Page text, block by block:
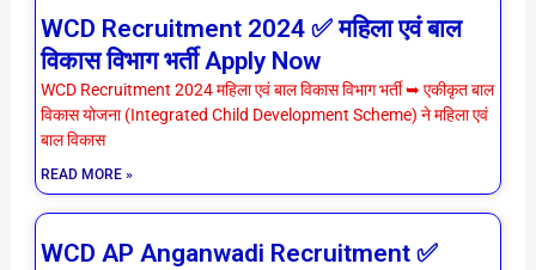
WCD Recruitment 2024 ✅ महिला एवं बाल
विकास विभाग भर्ती Apply Now
WCD Recruitment 2024 महिला एवं बाल विकास विभाग भर्ती ➥ एकीकृत बाल
विकास योजना (Integrated Child Development Scheme) ने महिला एवं
बाल विकास
READ MORE »
WCD AP Anganwadi Recruitment ✅